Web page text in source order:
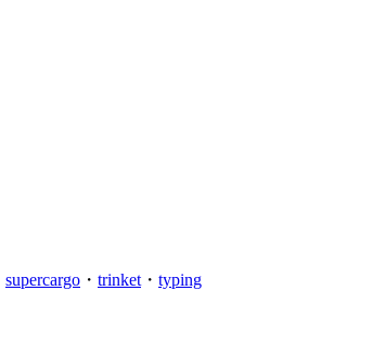
supercargo ・ trinket ・ typing